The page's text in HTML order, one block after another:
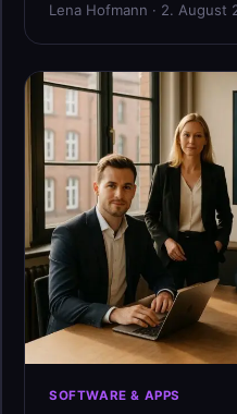
Lena Hofmann · 2. August
SOFTWARE & APPS